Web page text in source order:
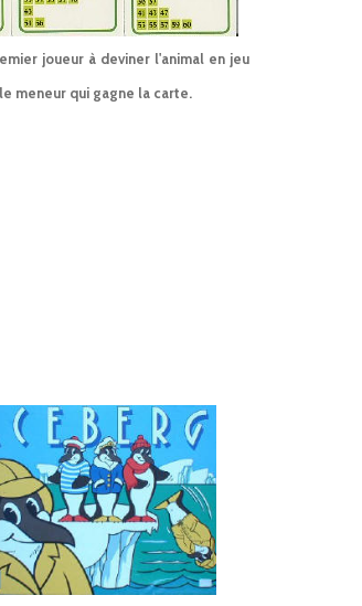
joueur à deviner l'animal en jeu
meneur qui gagne la carte.